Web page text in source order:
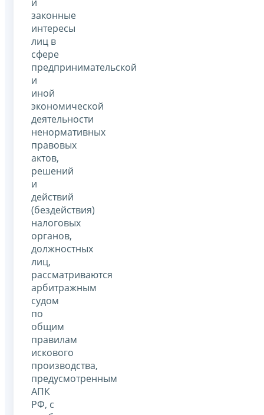
законные
интересы
лиц в
сфере
предпринимательской
и
иной
экономической
деятельности
ненормативных
правовых
актов,
решений
и
действий
(бездействия)
налоговых
органов,
должностных
лиц,
рассматриваются
арбитражным
судом
по
общим
правилам
искового
производства,
предусмотренным
АПК
РФ, с